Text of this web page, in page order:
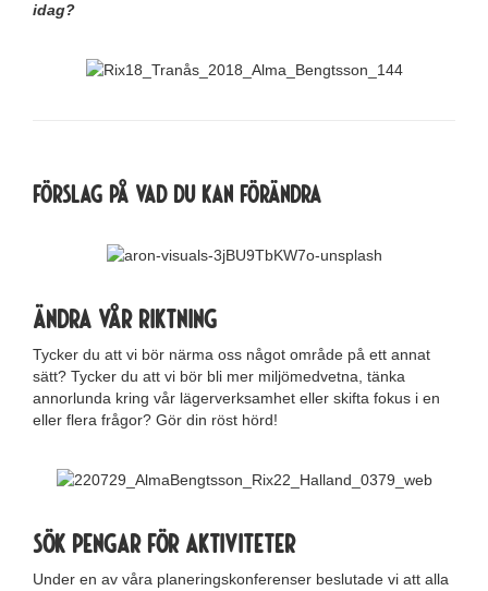
idag?
Förslag på vad du kan förändra
Ändra vår riktning
Tycker du att vi bör närma oss något område på ett annat
sätt? Tycker du att vi bör bli mer miljömedvetna, tänka
annorlunda kring vår lägerverksamhet eller skifta fokus i en
eller flera frågor? Gör din röst hörd!
Sök pengar för aktiviteter
Under en av våra planeringskonferenser beslutade vi att alla